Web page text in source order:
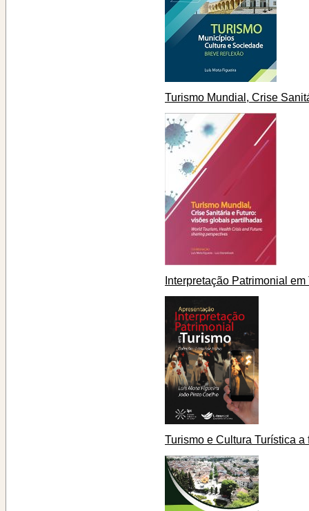
Turismo Mundial, Crise
Interpretação Patrimonial em
Turismo e Cultura Turística